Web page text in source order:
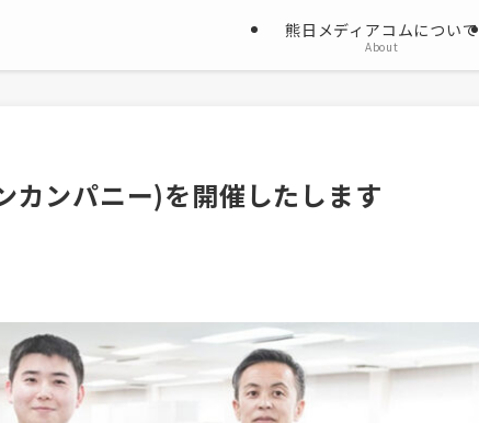
熊日メディアコムについて
About
カンパニー)を開催したします